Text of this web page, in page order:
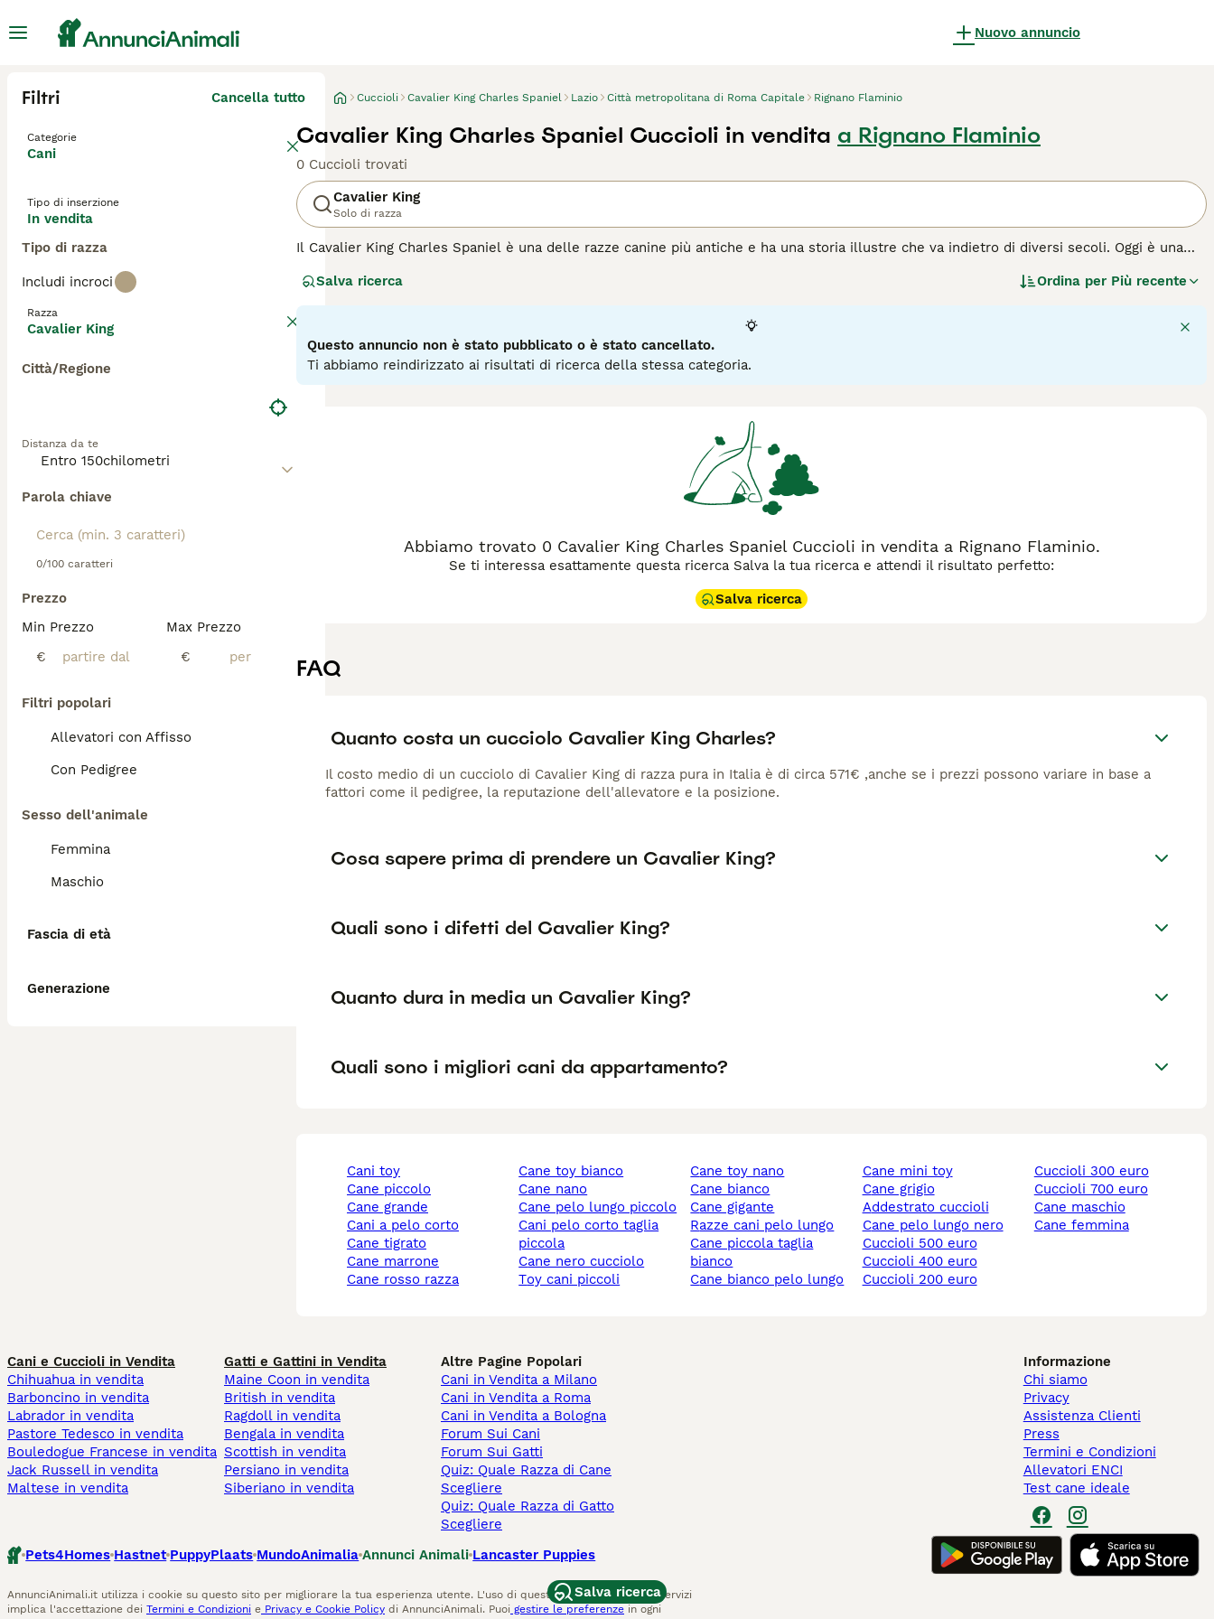
Nuovo annuncio
Filtri Cancella tutto
Categorie
Cani
Tipo di inserzione
In vendita
Tipo di razza
Includi incroci
Razza
Cavalier King
Città/Regione
Distanza da te
Parola chiave
0/100 caratteri
Prezzo
Min Prezzo
€
Max Prezzo
€
Filtri popolari
Allevatori con Affisso
Con Pedigree
Sesso dell'animale
Femmina
Maschio
Fascia di età
Generazione
Cuccioli Cavalier King Charles Spaniel Lazio Città metropolitana di Roma Capitale Rignano Flaminio
Cavalier King Charles Spaniel Cuccioli in vendita a Rignano Flaminio
0 Cuccioli trovati
Cavalier King
Solo di razza
Il Cavalier King Charles Spaniel è una delle razze canine più antiche e ha una storia illustre che va indietro di diversi secoli. Oggi è una
snob.
per informazioni su questa razza di cane.
Salva ricerca Ordina per Più recente
Questo annuncio non è stato pubblicato o è stato cancellato.
Ti abbiamo reindirizzato ai risultati di ricerca della stessa categoria.
Abbiamo trovato 0 Cavalier King Charles Spaniel Cuccioli in vendita a Rignano Flaminio.
Se ti interessa esattamente questa ricerca Salva la tua ricerca e attendi il risultato perfetto:
Salva ricerca
FAQ
Quanto costa un cucciolo Cavalier King Charles?
Il costo medio di un cucciolo di Cavalier King di razza pura in Italia è di circa 571€ ,anche se i prezzi possono variare in base a
fattori come il pedigree, la reputazione dell'allevatore e la posizione.
Cosa sapere prima di prendere un Cavalier King?
Quali sono i difetti del Cavalier King?
Quanto dura in media un Cavalier King?
Quali sono i migliori cani da appartamento?
cani toy
cane piccolo
cane grande
cani a pelo corto
cane tigrato
cane marrone
cane rosso razza
cane toy bianco
cane nano
cane pelo lungo piccolo
cani pelo corto taglia
piccola
cane nero cucciolo
toy cani piccoli
cane toy nano
cane bianco
cane gigante
razze cani pelo lungo
cane piccola taglia
bianco
cane bianco pelo lungo
cane mini toy
cane grigio
addestrato cuccioli
cane pelo lungo nero
cuccioli 500 euro
cuccioli 400 euro
cuccioli 200 euro
cuccioli 300 euro
cuccioli 700 euro
cane maschio
cane femmina
Salva ricerca
Cani e Cuccioli in Vendita
Chihuahua in vendita
Barboncino in vendita
Labrador in vendita
Pastore Tedesco in vendita
Bouledogue Francese in vendita
Jack Russell in vendita
Maltese in vendita
Gatti e Gattini in Vendita
Maine Coon in vendita
British in vendita
Ragdoll in vendita
Bengala in vendita
Scottish in vendita
Persiano in vendita
Siberiano in vendita
Altre Pagine Popolari
Cani in Vendita a Milano
Cani in Vendita a Roma
Cani in Vendita a Bologna
Forum Sui Cani
Forum Sui Gatti
Quiz: Quale Razza di Cane
Scegliere
Quiz: Quale Razza di Gatto
Scegliere
Informazione
Chi siamo
Privacy
Assistenza Clienti
Press
Termini e Condizioni
Allevatori ENCI
Test cane ideale
Pets4Homes Hastnet PuppyPlaats MundoAnimalia Annunci Animali Lancaster Puppies
AnnunciAnimali.it utilizza i cookie su questo sito per migliorare la tua esperienza utente. L'uso di questo sito Web e di altri servizi
implica l'accettazione dei Termini e Condizioni e Privacy e Cookie Policy di AnnunciAnimali. Puoi gestire le preferenze in ogni